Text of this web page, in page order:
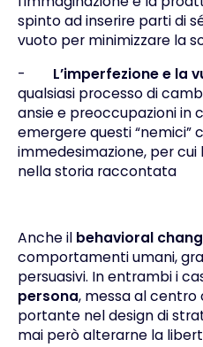
spinto ad inserire parti di
vuoto per minimizzare la
-
L’imperfezione e la
qualsiasi processo di
ansie e preoccupazioni in
emergere questi “nemici”
immedesimazione, per cui
nella storia raccontata
Anche il behavioral
comportamenti umani,
persuasivi. In entrambi i
persona, messa al
portante nel design di
mai però alterarne la